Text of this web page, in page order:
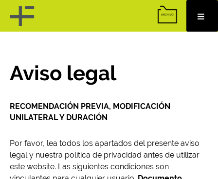
Aviso legal
RECOMENDACIÓN PREVIA, MODIFICACIÓN
UNILATERAL Y DURACIÓN
Por favor, lea todos los apartados del presente aviso
legal y nuestra política de privacidad antes de utilizar
este website. Las siguientes condiciones son